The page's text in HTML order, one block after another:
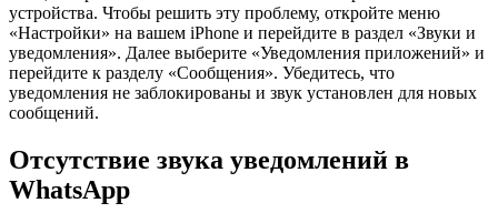
устройства. Чтобы решить эту проблему, откройте меню
«Настройки» на вашем iPhone и перейдите в раздел «Звуки и
уведомления». Далее выберите «Уведомления приложений» и
перейдите к разделу «Сообщения». Убедитесь, что
уведомления не заблокированы и звук установлен для новых
сообщений.
Отсутствие звука уведомлений в
WhatsApp